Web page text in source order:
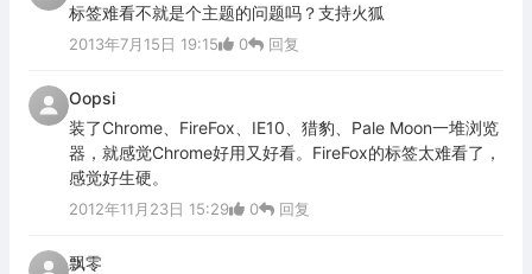
标签难看不就是个主题的问题吗？支持火狐
2013年7月15日 19:15 0 回复
Oopsi
装了Chrome、FireFox、IE10、猎豹、Pale Moon一堆浏览
器，就感觉Chrome好用又好看。FireFox的标签太难看了，
感觉好生硬。
2012年11月23日 15:29 0 回复
飘零